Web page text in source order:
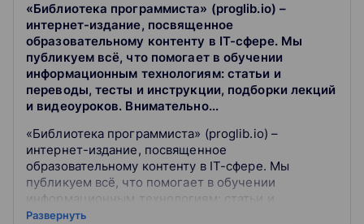
«Библиотека программиста» (proglib.io) –
интернет-издание, посвященное
образовательному контенту в IT-сфере. Мы
публикуем всё, что помогает в обучении
информационным технологиям: статьи и
переводы, тесты и инструкции, подборки лекций
и видеоуроков. Внимательно...
«Библиотека программиста» (proglib.io) –
интернет-издание, посвященное
образовательному контенту в IT-сфере. Мы
публикуем всё, что помогает в обучении
информационным технологиям: статьи и
переводы, тесты и инструкции, подборки лекций и
Развернуть